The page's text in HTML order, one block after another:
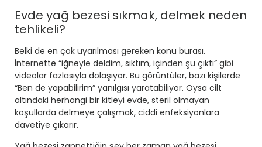
Evde yağ bezesi sıkmak, delmek neden
tehlikeli?
Belki de en çok uyarılması gereken konu burası.
İnternette “iğneyle deldim, sıktım, içinden şu çıktı” gibi
videolar fazlasıyla dolaşıyor. Bu görüntüler, bazı kişilerde
“Ben de yapabilirim” yanılgısı yaratabiliyor. Oysa cilt
altındaki herhangi bir kitleyi evde, steril olmayan
koşullarda delmeye çalışmak, ciddi enfeksiyonlara
davetiye çıkarır.